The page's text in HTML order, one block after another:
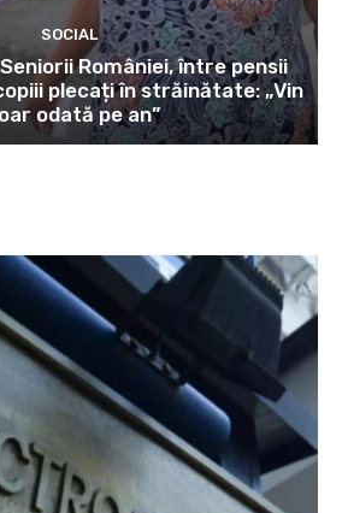
SOCIAL
României, între pensii
plecați în străinătate: „Vin
odată pe an”